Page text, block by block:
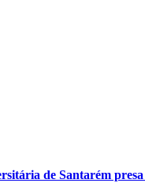
de Santarém